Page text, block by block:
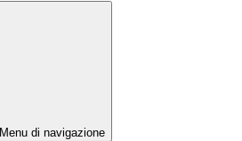
Menu di navigazione